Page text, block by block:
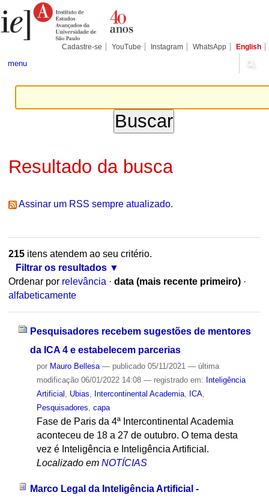
para
conteúdo.
Pessoais
Cadastre-se YouTube Instagram WhatsApp English
menu
Resultado da busca
Assinar um RSS sempre atualizado.
215itens atendem ao seu critério.
Filtrar os resultados
Ordenar por relevância · data (mais recente primeiro) ·
alfabeticamente
Pesquisadores recebem sugestões de mentores
da ICA 4 e estabelecem parcerias
por Mauro Bellesa — publicado05/11/2021 — última
modificação06/01/2022 14:08 — registrado em: Inteligência
Artificial
Ubias Intercontinental Academia, ICA,
Pesquisadores capa
Fase de Paris da 4ª Intercontinental Academia
aconteceu de 18 a 27 de outubro. O tema desta
vez é Inteligência e Inteligência Artificial.
Localizado em NOTÍCIAS
Marco Legal da Inteligência Artificial -